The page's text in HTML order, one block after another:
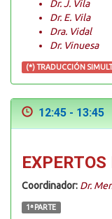
Dr. J. Vila
Dr. E. Vila
Dra. Vidal
Dr. Vinuesa
(*) TRADUCCIÓN
12:45 - 13:45
Coordinador: Dr.
1ª PARTE